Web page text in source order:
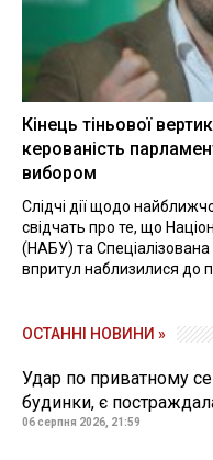
Кінець тіньової
керованість
вибором
Слідчі дії щодо
свідчать про те, що
(НАБУ) та
впритул наблизилися до
ОСТАННІ НОВИНИ »
Удар по приватному
будинки, є
06 серпня 2026, 21:59